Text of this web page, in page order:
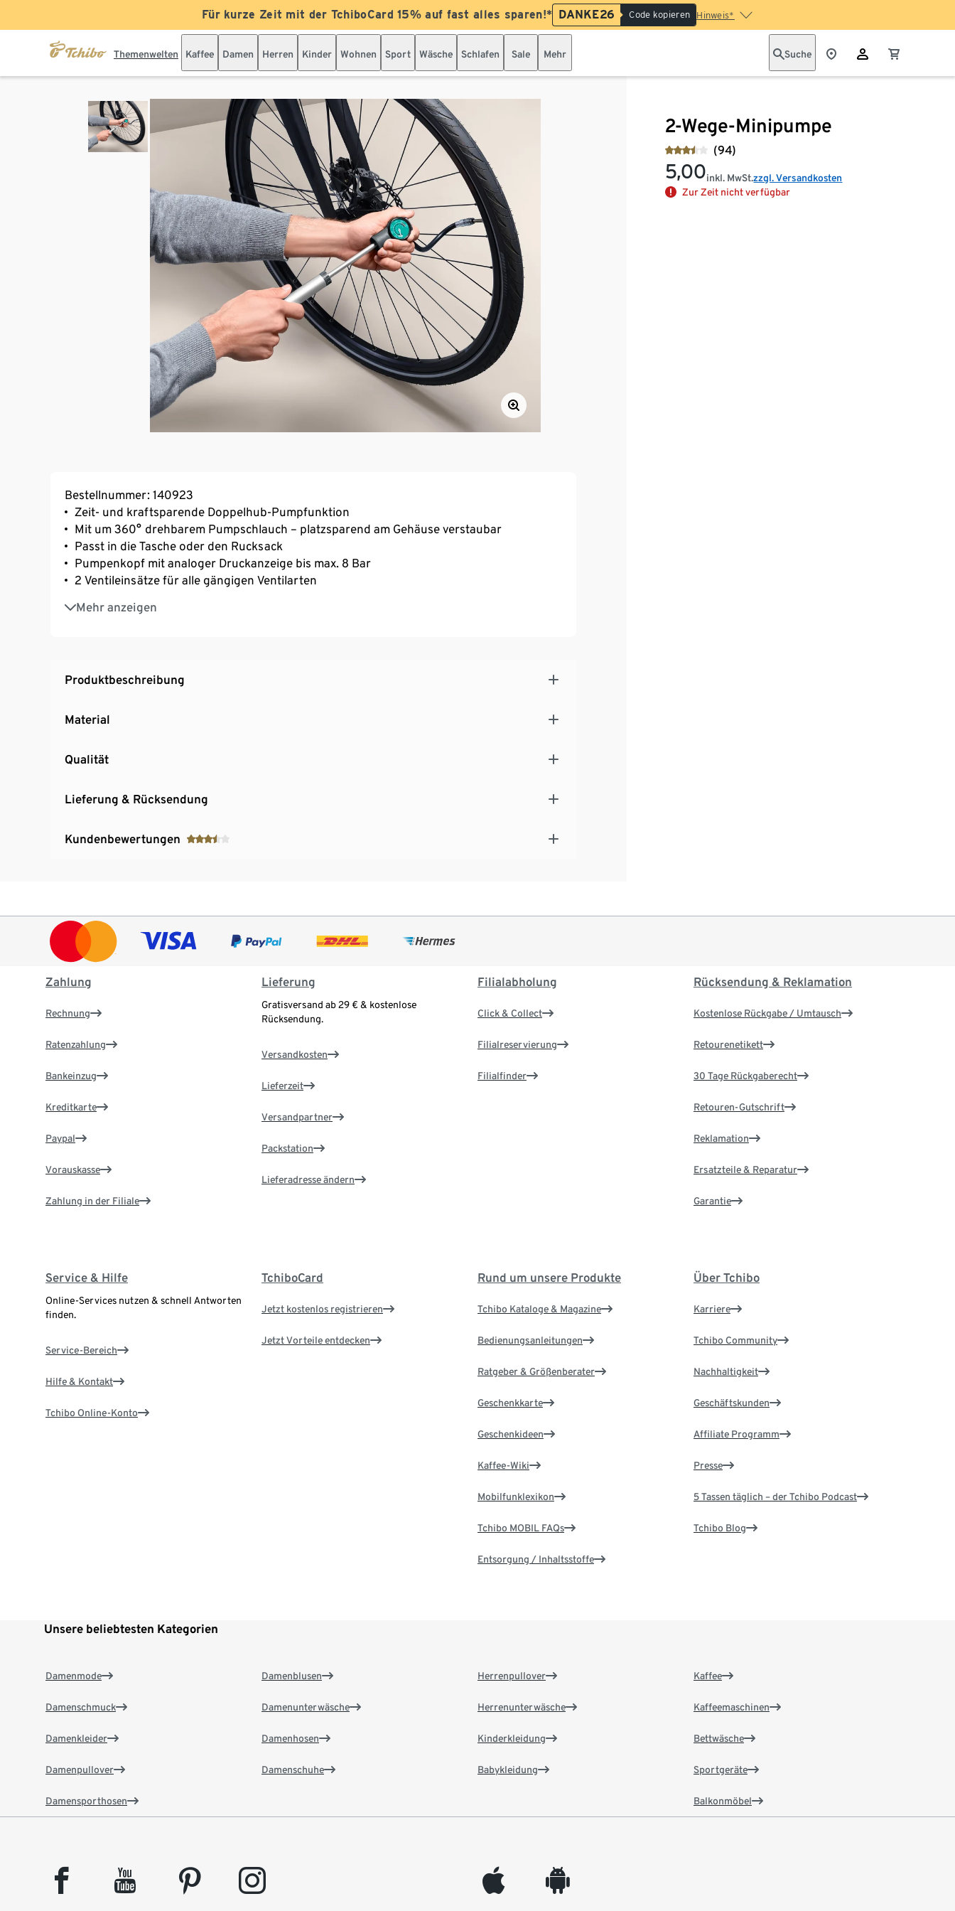
Für kurze Zeit mit der TchiboCard 15% auf fast alles sparen!* DANKE26 Code kopieren Hinweis*
Themenwelten Kaffee Damen Herren Kinder Wohnen Sport Wäsche Schlafen Sale Mehr Suche
2-Wege-Minipumpe
(94)
5,00inkl. MwSt.zzgl. Versandkosten
Zur Zeit nicht verfügbar
Bestellnummer: 140923
Zeit- und kraftsparende Doppelhub-Pumpfunktion
Mit um 360° drehbarem Pumpschlauch – platzsparend am Gehäuse verstaubar
Passt in die Tasche oder den Rucksack
Pumpenkopf mit analoger Druckanzeige bis max. 8 Bar
2 Ventileinsätze für alle gängigen Ventilarten
Mehr anzeigen
Inkl. Cliphalterung für handelsübliche Fahrradrahmen mit Getränkehalter-Vorbohrung
und max. 21 mm Durchmesser
Produktbeschreibung
Material
Qualität
Lieferung & Rücksendung
Kundenbewertungen
Zahlung
Rechnung
Ratenzahlung
Bankeinzug
Kreditkarte
Paypal
Vorauskasse
Zahlung in der Filiale
Lieferung
Gratisversand ab 29 € & kostenlose
Rücksendung.
Versandkosten
Lieferzeit
Versandpartner
Packstation
Lieferadresse ändern
Filialabholung
Click & Collect
Filialreservierung
Filialfinder
Rücksendung & Reklamation
Kostenlose Rückgabe / Umtausch
Retourenetikett
30 Tage Rückgaberecht
Retouren-Gutschrift
Reklamation
Ersatzteile & Reparatur
Garantie
Service & Hilfe
Online-Services nutzen & schnell Antworten
finden.
Service-Bereich
Hilfe & Kontakt
Tchibo Online-Konto
TchiboCard
Jetzt kostenlos registrieren
Jetzt Vorteile entdecken
Rund um unsere Produkte
Tchibo Kataloge & Magazine
Bedienungsanleitungen
Ratgeber & Größenberater
Geschenkkarte
Geschenkideen
Kaffee-Wiki
Mobilfunklexikon
Tchibo MOBIL FAQs
Entsorgung / Inhaltsstoffe
Über Tchibo
Karriere
Tchibo Community
Nachhaltigkeit
Geschäftskunden
Affiliate Programm
Presse
5 Tassen täglich – der Tchibo Podcast
Tchibo Blog
Unsere beliebtesten Kategorien
Damenmode
Damenschmuck
Damenkleider
Damenpullover
Damensporthosen
Damenblusen
Damenunterwäsche
Damenhosen
Damenschuhe
Herrenpullover
Herrenunterwäsche
Kinderkleidung
Babykleidung
Kaffee
Kaffeemaschinen
Bettwäsche
Sportgeräte
Balkonmöbel
facebook youtube pinterest instagram appleinc android